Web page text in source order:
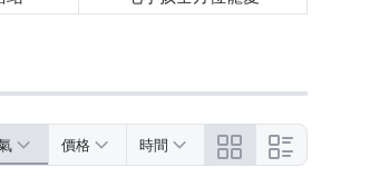
價格 時間